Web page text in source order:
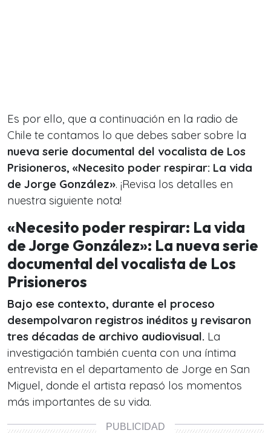
Es por ello, que a continuación en la radio de
Chile te contamos lo que debes saber sobre la
nueva serie documental del vocalista de Los
Prisioneros, «Necesito poder respirar: La vida
de Jorge González». ¡Revisa los detalles en
nuestra siguiente nota!
«Necesito poder respirar: La vida
de Jorge González»: La nueva serie
documental del vocalista de Los
Prisioneros
Bajo ese contexto, durante el proceso
desempolvaron registros inéditos y revisaron
tres décadas de archivo audiovisual. La
investigación también cuenta con una íntima
entrevista en el departamento de Jorge en San
Miguel, donde el artista repasó los momentos
más importantes de su vida.